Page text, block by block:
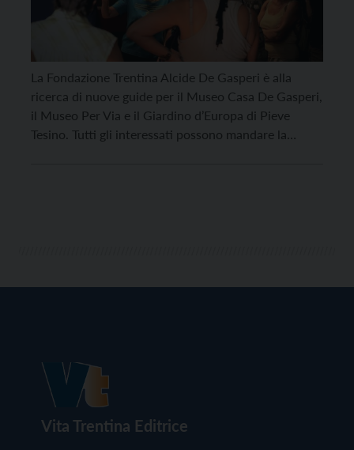
La Fondazione Trentina Alcide De Gasperi è alla
ricerca di nuove guide per il Museo Casa De Gasperi,
il Museo Per Via e il Giardino d’Europa di Pieve
Tesino. Tutti gli interessati possono mandare la
Vita Trentina Editrice